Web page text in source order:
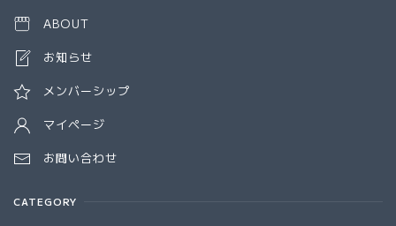
ABOUT
お知らせ
メンバーシップ
マイページ
お問い合わせ
CATEGORY